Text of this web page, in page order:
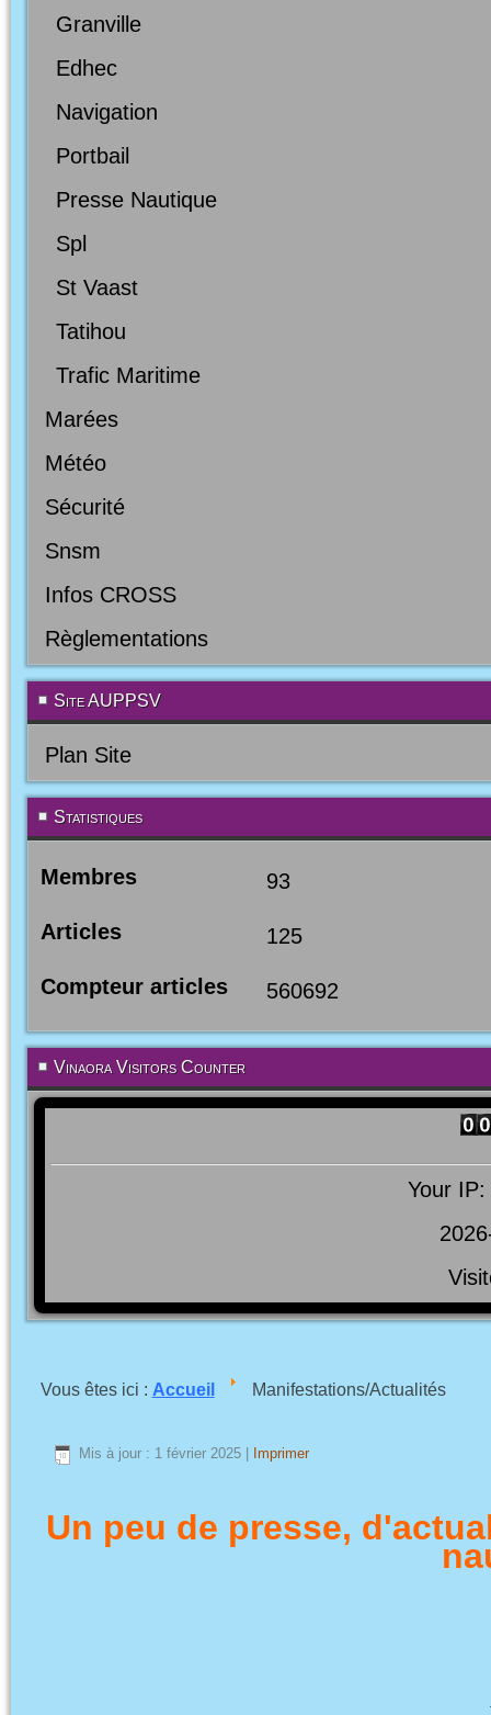
Granville
Edhec
Navigation
Portbail
Presse Nautique
Spl
St Vaast
Tatihou
Trafic Maritime
Marées
Météo
Sécurité
Snsm
Infos CROSS
Règlementations
Site AUPPSV
Plan Site
Statistiques
Membres 93
Articles 125
Compteur articles 560692
Vinaora Visitors Counter
Your
Vous êtes ici : Accueil Manifestations/Actualités
Mis à jour : 1 février 2025| Imprimer
Un peu de presse,